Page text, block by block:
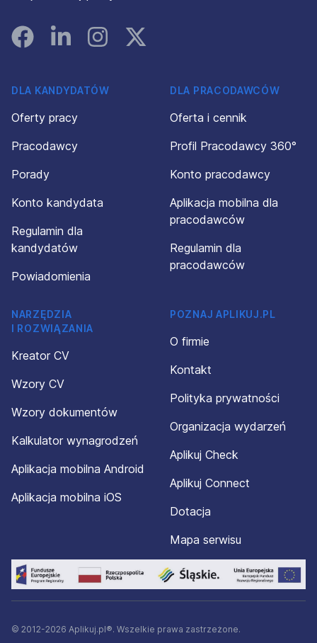
FacebookLinked InInstagramInstagram
DLA KANDYDATÓW
Oferty pracy
Pracodawcy
Porady
Konto kandydata
Regulamin dla
kandydatów
Powiadomienia
DLA PRACODAWCÓW
Oferta i cennik
Profil Pracodawcy 360°
Konto pracodawcy
Aplikacja mobilna dla
pracodawców
Regulamin dla
pracodawców
NARZĘDZIA
I ROZWIĄZANIA
Kreator CV
Wzory CV
Wzory dokumentów
Kalkulator wynagrodzeń
Aplikacja mobilna Android
Aplikacja mobilna iOS
POZNAJ APLIKUJ.PL
O firmie
Kontakt
Polityka prywatności
Organizacja wydarzeń
Aplikuj Check
Aplikuj Connect
Dotacja
Mapa serwisu
© 2012-2026 Aplikuj.pl®. Wszelkie prawa zastrzeżone.